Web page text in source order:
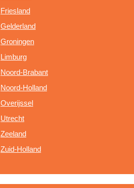
Friesland
Gelderland
Groningen
Limburg
Noord-Brabant
Noord-Holland
Overijssel
Utrecht
Zeeland
Zuid-Holland